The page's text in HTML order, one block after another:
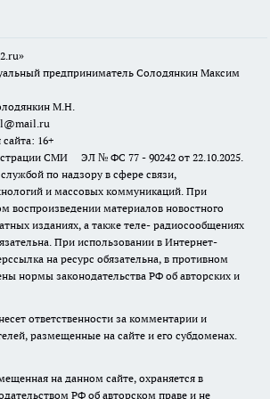
предприниматель Солодянкин Максим
М.Н.
16+
СМИ ЭЛ № ФС 77 - 90242 от 22.10.2025.
по надзору в сфере связи,
и массовых коммуникаций. При
воспроизведении материалов новостного
изданиях, а также теле- радиосообщениях
При использовании в Интернет-
на ресурс обязательна, в противном
нормы законодательства РФ об авторских и
ответственности за комментарии и
размещенные на сайте и его субдоменах.
на данном сайте, охраняется в
РФ об авторском праве и не